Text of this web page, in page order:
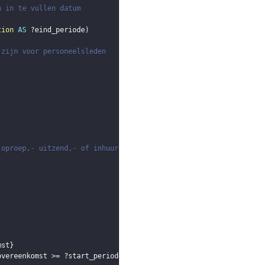
in te vullen datum
AS ?eind_periode)
voor personeelsleden
uitzend,- of inhuurovereenkomst) binnen de meetperiode
}
>= ?start_periode